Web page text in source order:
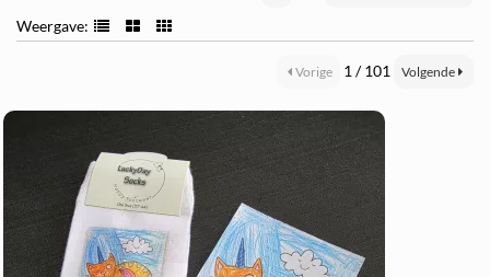
Weergave:
Vorige 1 / 101 Volgende